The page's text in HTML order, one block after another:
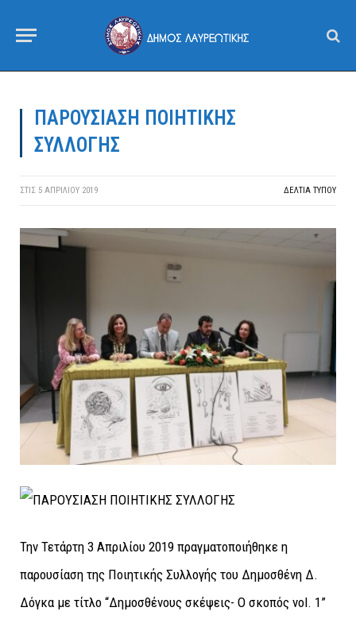
ΠΑΡΟΥΣΙΑΣΗ ΠΟΙΗΤΙΚΗΣ
ΣΥΛΛΟΓΗΣ
ΣΤΙΣ 5 ΑΠΡΙΛΊΟΥ 2019 ΔΕΛΤΙΑ ΤΥΠΟΥ
Την Τετάρτη 3 Απριλίου 2019 πραγματοποιήθηκε η
παρουσίαση της Ποιητικής Συλλογής του Δημοσθένη Δ.
Δόγκα με τίτλο “Δημοσθένους σκέψεις- Ο σκοπός vol. 1”